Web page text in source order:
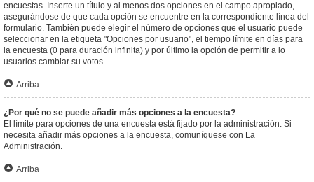
encuestas. Inserte un título y al menos dos opciones en el campo apropiado,
asegurándose de que cada opción se encuentre en la correspondiente línea del
formulario. También puede elegir el número de opciones que el usuario puede
seleccionar en la etiqueta "Opciones por usuario", el tiempo límite en días para
la encuesta (0 para duración infinita) y por último la opción de permitir a lo
usuarios cambiar su votos.
Arriba
¿Por qué no se puede añadir más opciones a la encuesta?
El límite para opciones de una encuesta está fijado por la administración. Si
necesita añadir más opciones a la encuesta, comuníquese con La
Administración.
Arriba